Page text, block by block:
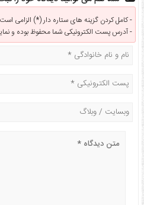
کامل کردن گزینه های ستاره دار (*) الزامی است -
آدرس پست الکترونیکی شما محفوظ بوده و نمایش داده نخواهد شد -